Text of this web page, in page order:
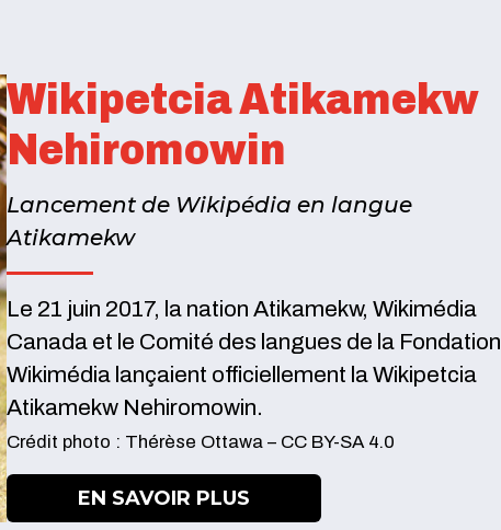
Wikipetcia Atikamekw
Nehiromowin
Lancement de Wikipédia en langue
Atikamekw
Le 21 juin 2017, la nation Atikamekw, Wikimédia
Canada et le Comité des langues de la Fondation
Wikimédia lançaient officiellement la Wikipetcia
Atikamekw Nehiromowin.
Crédit photo : Thérèse Ottawa – CC BY-SA 4.0
EN SAVOIR PLUS